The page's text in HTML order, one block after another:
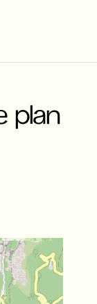
plan